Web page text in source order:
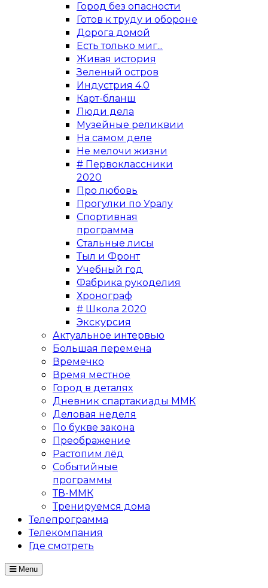
Город без опасности
Готов к труду и обороне
Дорога домой
Есть только миг...
Живая история
Зеленый остров
Индустрия 4.0
Карт-бланш
Люди дела
Музейные реликвии
На самом деле
Не мелочи жизни
# Первоклассники
2020
Про любовь
Прогулки по Уралу
Спортивная
программа
Стальные лисы
Тыл и Фронт
Учебный год
Фабрика рукоделия
Хронограф
# Школа 2020
Экскурсия
Актуальное интервью
Большая перемена
Времечко
Время местное
Город в деталях
Дневник спартакиады ММК
Деловая неделя
По букве закона
Преображение
Растопим лёд
Событийные
программы
ТВ-ММК
Тренируемся дома
Телепрограмма
Телекомпания
Где смотреть
Menu